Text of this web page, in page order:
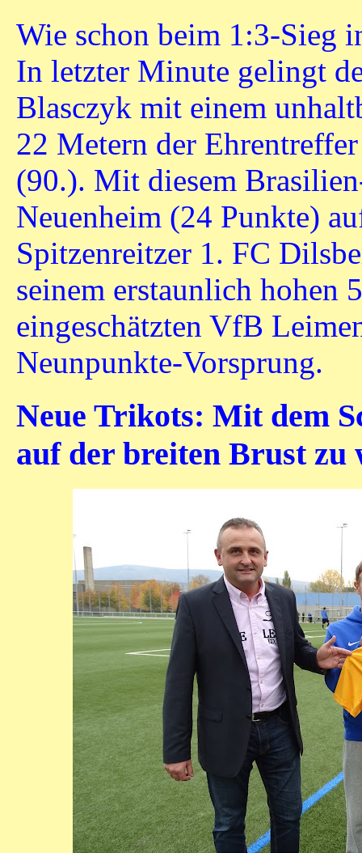
Wie schon beim 1:3-Sieg
In letzter Minute gelingt
Blasczyk mit einem
22 Metern der
(90.). Mit diesem
Neuenheim (24 Punkte)
Spitzenreitzer 1. FC
seinem erstaunlich hohen
eingeschätzten VfB
Neunpunkte-Vorsprung.
Neue Trikots: Mit dem
auf der breiten Brust zu